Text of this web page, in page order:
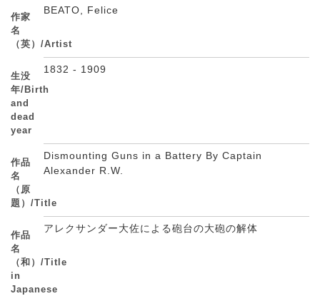
作家
名
（英）/Artist
BEATO, Felice
生没
年/Birth
and
dead
year
1832 - 1909
作品
名
（原
題）/Title
Dismounting Guns in a Battery By Captain
Alexander R.W.
作品
名
（和）/Title
in
Japanese
アレクサンダー大佐による砲台の大砲の解体